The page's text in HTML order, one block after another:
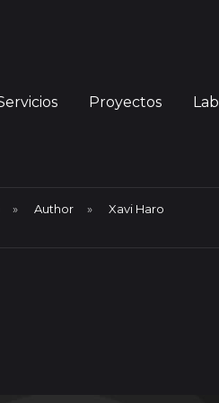
Proyectos Lab
» Author » Xavi Haro